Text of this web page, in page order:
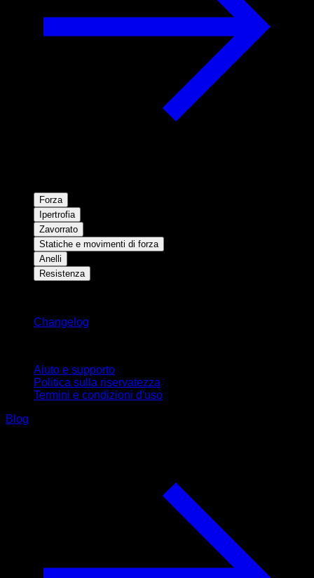
Forza
Ipertrofia
Zavorrato
Statiche e movimenti di forza
Anelli
Resistenza
Changelog
Aiuto e supporto
Politica sulla riservatezza
Termini e condizioni d'uso
Blog